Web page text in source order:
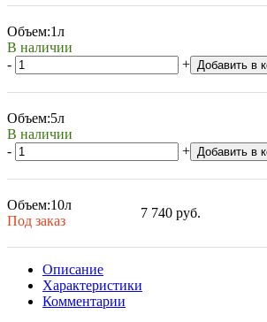
Объем:1л
В наличии
-
+ Добавить в
Объем:5л
В наличии
-
+ Добавить в
Объем:10л
Под заказ
7 740 руб.
Описание
Характеристики
Комментарии